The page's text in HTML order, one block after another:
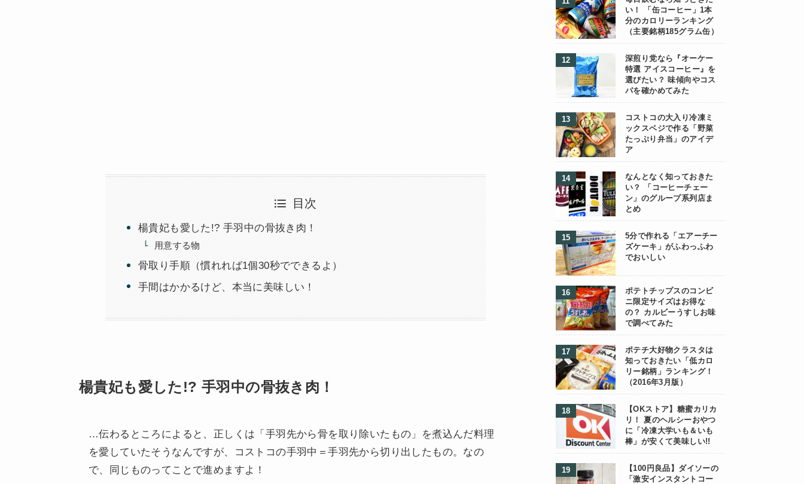
目次
楊貴妃も愛した!? 手羽中の骨抜き肉！
用意する物
骨取り手順（慣れれば1個30秒でできるよ）
手間はかかるけど、本当に美味しい！
楊貴妃も愛した!? 手羽中の骨抜き肉！
…伝わるところによると、正しくは「手羽先から骨を取り除いたもの」を煮込んだ料理
を愛していたそうなんですが、コストコの手羽中＝手羽先から切り出したもの。なの
で、同じものってことで進めますよ！
い！ 「缶コーヒー」1本
分のカロリーランキング
（主要銘柄185グラム缶）
深煎り党なら『オーケー
特選 アイスコーヒー』を
選びたい？ 味傾向やコス
パを確かめてみた
コストコの大入り冷凍ミ
ックスベジで作る「野菜
たっぷり弁当」のアイデ
ア
なんとなく知っておきた
い？ 「コーヒーチェー
ン」のグループ系列店ま
とめ
5分で作れる「エアーチー
ズケーキ」がふわっふわ
でおいしい
ポテトチップスのコンビ
ニ限定サイズはお得な
の？ カルビーうすしお味
で調べてみた
ポテチ大好物クラスタは
知っておきたい「低カロ
リー銘柄」ランキング！
（2016年3月版）
【OKストア】糖蜜カリカ
リ！ 夏のヘルシーおやつ
に「冷凍大学いも＆いも
棒」が安くて美味しい!!
【100円良品】ダイソーの
「激安インスタントコー